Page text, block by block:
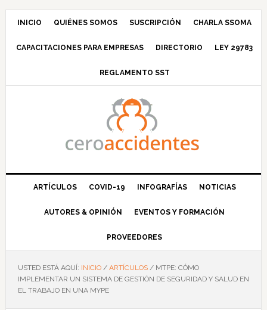
Saltar
navegación
Saltar
principal
Saltar
barra
principal
Saltar
INICIO QUIÉNES SOMOS SUSCRIPCIÓN CHARLA SSOMA
CAPACITACIONES PARA EMPRESAS DIRECTORIO LEY 29783
REGLAMENTO SST
ARTÍCULOS COVID-19 INFOGRAFÍAS NOTICIAS
AUTORES & OPINIÓN EVENTOS Y FORMACIÓN
PROVEEDORES
USTED ESTÁ AQUÍ: INICIO / ARTÍCULOS /MTPE: CÓMO
IMPLEMENTAR UN SISTEMA DE GESTIÓN DE SEGURIDAD Y SALUD EN
EL TRABAJO EN UNA MYPE